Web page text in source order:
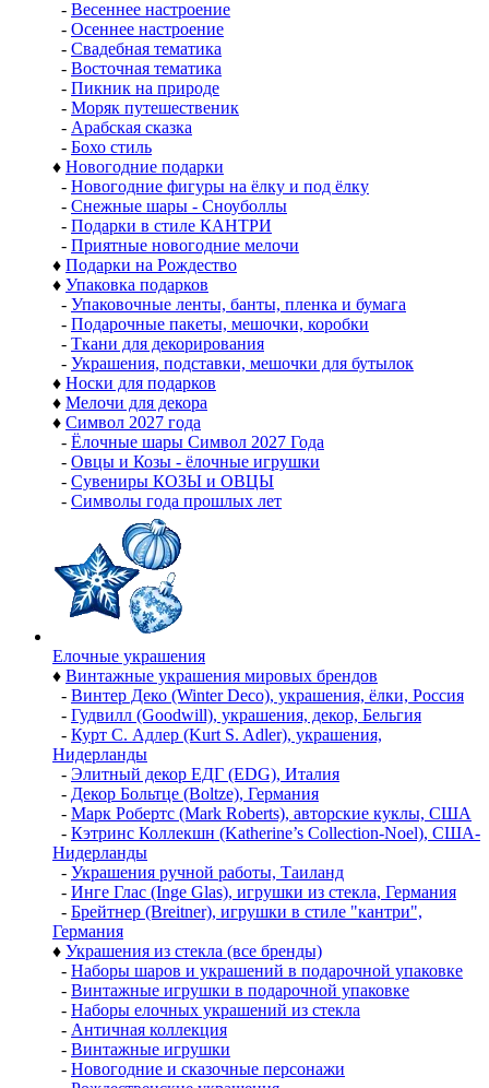
- Весеннее настроение
- Осеннее настроение
- Свадебная тематика
- Восточная тематика
- Пикник на природе
- Моряк путешественик
- Арабская сказка
- Бохо стиль
♦ Новогодние подарки
- Новогодние фигуры на ёлку и под ёлку
- Снежные шары - Сноуболлы
- Подарки в стиле КАНТРИ
- Приятные новогодние мелочи
♦ Подарки на Рождество
♦ Упаковка подарков
- Упаковочные ленты, банты, пленка и бумага
- Подарочные пакеты, мешочки, коробки
- Ткани для декорирования
- Украшения, подставки, мешочки для бутылок
♦ Носки для подарков
♦ Мелочи для декора
♦ Символ 2027 года
- Ёлочные шары Символ 2027 Года
- Овцы и Козы - ёлочные игрушки
- Сувениры КОЗЫ и ОВЦЫ
- Символы года прошлых лет
Елочные украшения
♦ Винтажные украшения мировых брендов
- Винтер Деко (Winter Deco), украшения, ёлки, Россия
- Гудвилл (Goodwill), украшения, декор, Бельгия
- Курт С. Адлер (Kurt S. Adler), украшения,
Нидерланды
- Элитный декор ЕДГ (EDG), Италия
- Декор Больтце (Boltze), Германия
- Марк Робертс (Mark Roberts), авторские куклы, США
- Кэтринс Коллекшн (Katherine’s Collection-Noel), США-
Нидерланды
- Украшения ручной работы, Таиланд
- Инге Глас (Inge Glas), игрушки из стекла, Германия
- Брейтнер (Breitner), игрушки в стиле "кантри",
Германия
♦ Украшения из стекла (все бренды)
- Наборы шаров и украшений в подарочной упаковке
- Винтажные игрушки в подарочной упаковке
- Наборы елочных украшений из стекла
- Античная коллекция
- Винтажные игрушки
- Новогодние и сказочные персонажи